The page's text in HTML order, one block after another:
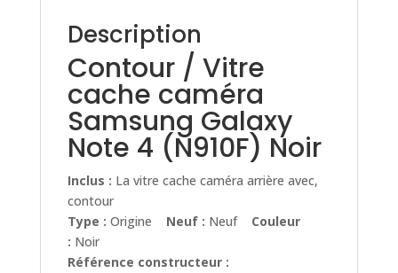
Description
Contour / Vitre
cache caméra
Samsung Galaxy
Note 4 (N910F) Noir
Inclus : La vitre cache caméra arrière avec,
contour
Type : Origine Neuf : Neuf Couleur
: Noir
Référence constructeur :